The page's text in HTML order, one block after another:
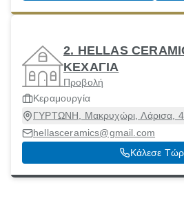
2. HELLAS
ΚΕΧΑΓΙΑ
Προβολή
Κεραμουργία
ΓΥΡΤΩΝΗ, Μακρυχώρι, Λάρισα,
hellasceramics@gmail.com
Κάλεσε